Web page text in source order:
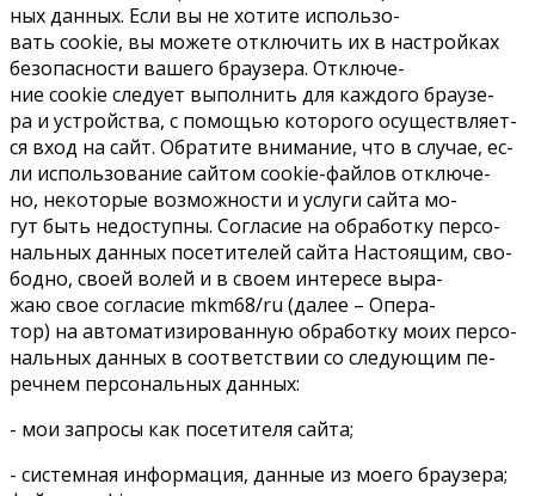
ных дан­ных. Ес­ли вы не хо­ти­те ис­поль­зо­
вать cookie, вы мо­же­те от­клю­чить их в на­строй­ках
без­опас­но­сти ва­ше­го бра­у­зе­ра. От­клю­че­
ние cookie сле­ду­ет вы­пол­нить для каж­до­го бра­у­зе­
ра и устрой­ства, с по­мо­щью ко­то­ро­го осу­ществ­ля­ет­
ся вход на сайт. Об­ра­ти­те вни­ма­ние, что в слу­чае, ес­
ли ис­поль­зо­ва­ние сай­том cookie-фай­лов от­клю­че­
но, неко­то­рые воз­мож­но­сти и услу­ги сай­та мо­
гут быть недо­ступ­ны. Со­гла­сие на об­ра­бот­ку пер­со­
наль­ных дан­ных по­се­ти­те­лей сай­та На­сто­я­щим, сво­
бод­но, сво­ей во­лей и в сво­ем ин­те­ре­се вы­ра­
жаю свое со­гла­сие mkm68/ru (да­лее – Опе­ра­
тор) на ав­то­ма­ти­зи­ро­ван­ную об­ра­бот­ку мо­их пер­со­
наль­ных дан­ных в со­от­вет­ствии со сле­ду­ю­щим пе­
реч­нем пер­со­наль­ных дан­ных:
- мои за­про­сы как по­се­ти­те­ля сай­та;
- си­стем­ная ин­фор­ма­ция, дан­ные из мо­е­го бра­у­зе­ра;